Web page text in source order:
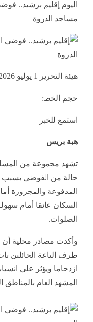
اليوم إقليم برشيد..
مساجد الدروة
هيئة التحرير 1 يوليو 2026 - 19:56
حجم الخط:
استمع للخبر
هبة بريس
تشهد مجموعة من
حالة من الفوضى بسبب
المدفوعة والمجرورة
السكان عائقا أمام
الصلوات.
وأكدت مصادر محلية
طرف الباعة الجائلين
ازدحاما ويؤثر على
المشهد العام بالمناطق